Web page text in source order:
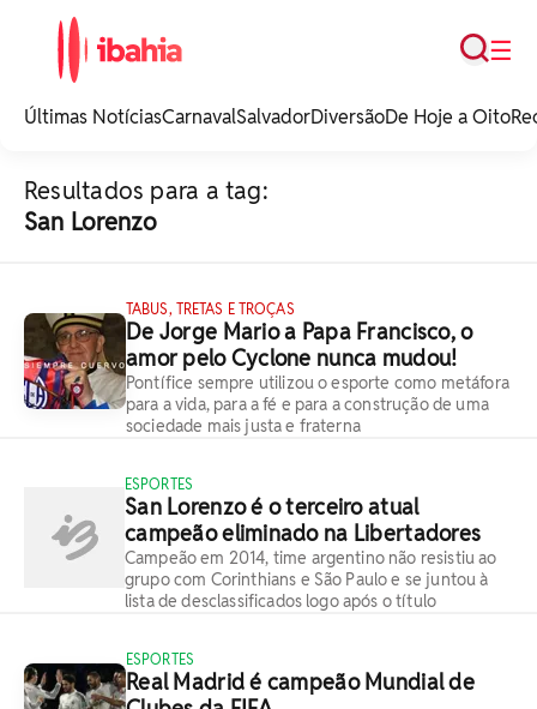
noticias e
☰
Busca
Últimas NotíciasCarnavalSalvadorDiversãoDe Hoje a Oito
Resultados para a tag:
San Lorenzo
TABUS, TRETAS E TROÇAS
De Jorge Mario a Papa Francisco, o
amor pelo Cyclone nunca mudou!
Pontífice sempre utilizou o esporte como metáfora
para a vida, para a fé e para a construção de uma
sociedade mais justa e fraterna
ESPORTES
San Lorenzo é o terceiro atual
campeão eliminado na Libertadores
Campeão em 2014, time argentino não resistiu ao
grupo com Corinthians e São Paulo e se juntou à
lista de desclassificados logo após o título
ESPORTES
Real Madrid é campeão Mundial de